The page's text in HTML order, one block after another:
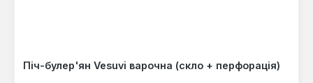
Піч-булер'ян Vesuvi варочна (скло + перфорація)